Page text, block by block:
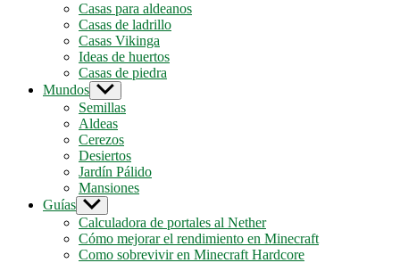
Casas para aldeanos
Casas de ladrillo
Casas Vikinga
Ideas de huertos
Casas de piedra
Mundos Show
sub
menu
Semillas
Aldeas
Cerezos
Desiertos
Jardín Pálido
Mansiones
Guías Show
sub
menu
Calculadora de portales al Nether
Cómo mejorar el rendimiento en Minecraft
Como sobrevivir en Minecraft Hardcore